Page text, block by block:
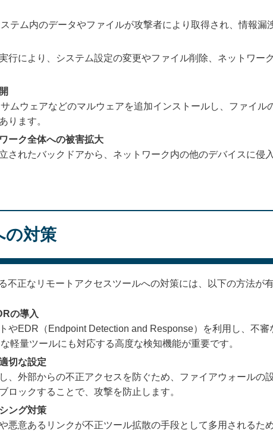
テム内のデータやファイルが攻撃者により取得され、情報漏
行により、システム設定の変更やファイル削除、ネットワー
ムウェアなどのマルウェアを追加インストールし、ファイル
ります。
ーク全体への被害拡大
されたバックドアから、ネットワーク内の他のデバイスに侵
対策
不正なリモートアクセスツールへの対策には、以下の方法が有
の導入
やEDR（Endpoint Detection and Response）を利用し、不審
軽量ツールにも対応する高度な検知機能が重要です。
切な設定
、外部からの不正アクセスを防ぐため、ファイアウォールの
ロックすることで、攻撃を防止します。
ング対策
悪意あるリンクが不正ツール拡散の手段として多用されるた